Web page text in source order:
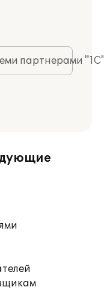
партнерами